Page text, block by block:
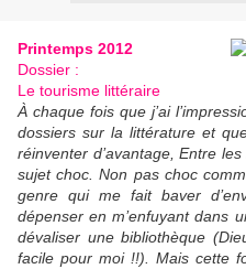
Printemps 2012
Dossier :
Le tourisme littéraire
À chaque fois que j’ai
dossiers sur la littérature et
réinventer d’avantage, Entre
sujet choc. Non pas choc
genre qui me fait baver
dépenser en m’enfuyant dans
dévaliser une bibliothèque
facile pour moi !!). Mais cette